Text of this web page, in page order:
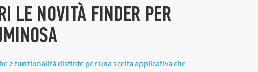
LE NOVITÀ FINDER PER
e funzionalità distinte per una scelta applicativa che